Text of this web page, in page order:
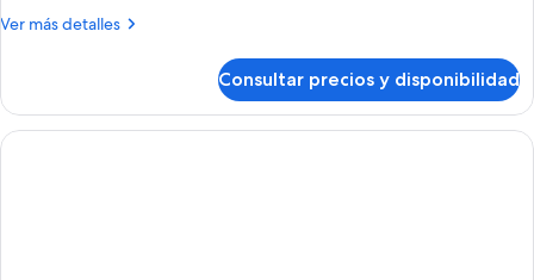
Ver más detalles
Más
1
habitación
Consultar precios y disponibilidad